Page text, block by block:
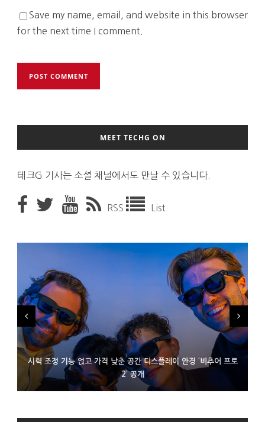
Save my name, email, and website in this browser
for the next time I comment.
MEET TECHG ON
테크G 기사는 소셜 채널에서도 만날 수 있습니다.
RSS List
시력 조정 기능 얹고 가격 낮춘 공간 디스플레이 안경 ‘비추어 프로
2’ 공개
D램 부족에 10억달러어치 아이폰18 프로세서 패키징 대기 중
300~400달러 반지형 스피커 준비하는 오픈AI